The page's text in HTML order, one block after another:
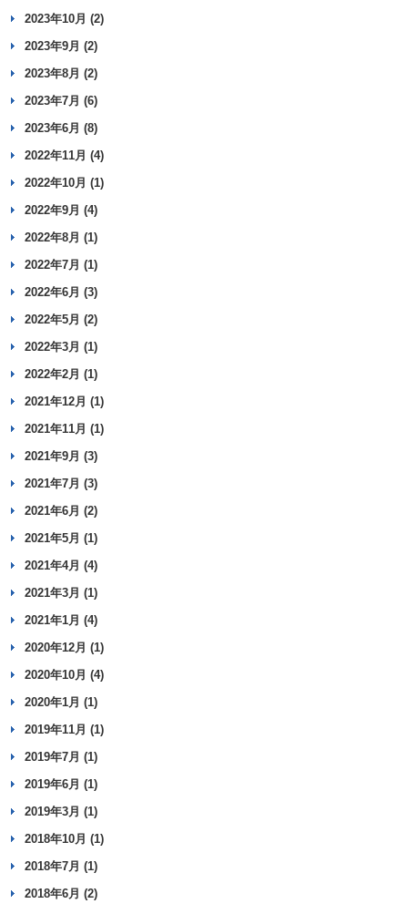
2023年10月 (2)
2023年9月 (2)
2023年8月 (2)
2023年7月 (6)
2023年6月 (8)
2022年11月 (4)
2022年10月 (1)
2022年9月 (4)
2022年8月 (1)
2022年7月 (1)
2022年6月 (3)
2022年5月 (2)
2022年3月 (1)
2022年2月 (1)
2021年12月 (1)
2021年11月 (1)
2021年9月 (3)
2021年7月 (3)
2021年6月 (2)
2021年5月 (1)
2021年4月 (4)
2021年3月 (1)
2021年1月 (4)
2020年12月 (1)
2020年10月 (4)
2020年1月 (1)
2019年11月 (1)
2019年7月 (1)
2019年6月 (1)
2019年3月 (1)
2018年10月 (1)
2018年7月 (1)
2018年6月 (2)